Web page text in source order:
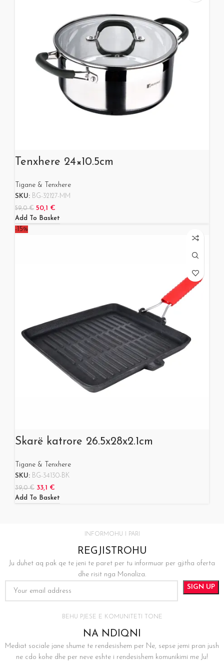
Tenxhere 24×10.5cm
Tigane & Tenxhere
SKU: BG-32127-MM
59,0€ 50,1 €
Add To Basket
-15%
Skarë katrore 26.5x28x2.1cm
Tigane & Tenxhere
SKU: BG-34130-BK
39,0€ 33,1 €
Add To Basket
INFORMOHU I PARI
REGJISTROHU
Ju duhet aq pak qe te jeni te paret per tu informuar per gjitha oferta
dhe risit nga Monaliza.
BEHU PJESE E KOMUNITETI TONE
NA NDIQNI
Mediat sociale jane shume te rendesishem per Ne, sepse jemi pran jush
ne cdo kohe dhe per neve eshte i rendesishem komunikimi me Ju!